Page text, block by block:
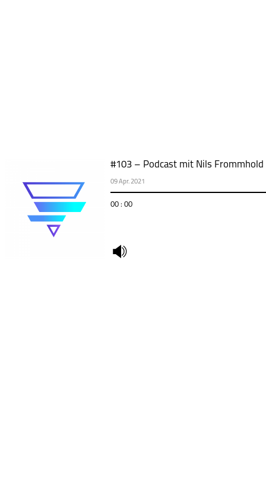
#103 – Podcast mit Nils
09 Apr. 2021
00 : 00